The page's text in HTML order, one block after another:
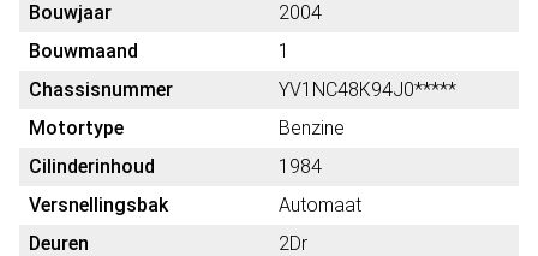
Bouwjaar
2004
Bouwmaand
1
Chassisnummer
YV1NC48K94J0*****
Motortype
Benzine
Cilinderinhoud
1984
Versnellingsbak
Automaat
Deuren
2Dr